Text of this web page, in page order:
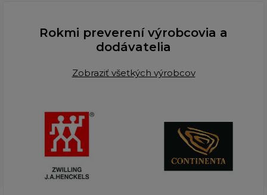
Rokmi preverení výrobcovia a
dodávatelia
Zobraziť všetkých výrobcov